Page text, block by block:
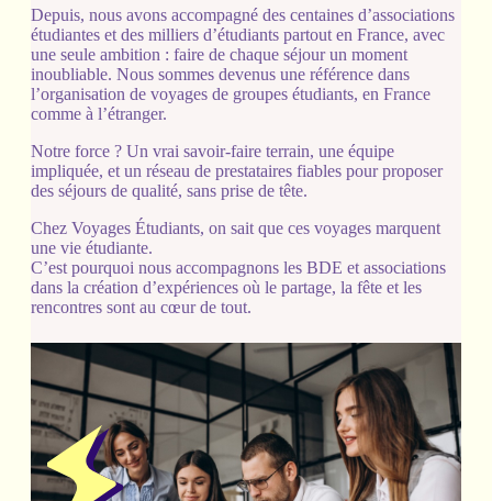
Depuis, nous avons accompagné des centaines d’associations
étudiantes et des milliers d’étudiants partout en France, avec
une seule ambition : faire de chaque séjour un moment
inoubliable. Nous sommes devenus une référence dans
l’organisation de voyages de groupes étudiants, en France
comme à l’étranger.
Notre force ? Un vrai savoir-faire terrain, une équipe
impliquée, et un réseau de prestataires fiables pour proposer
des séjours de qualité, sans prise de tête.
Chez Voyages Étudiants, on sait que ces voyages marquent
une vie étudiante.
C’est pourquoi nous accompagnons les BDE et associations
dans la création d’expériences où le partage, la fête et les
rencontres sont au cœur de tout.